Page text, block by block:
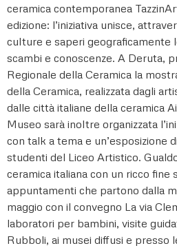
ceramica contemporanea
edizione: l’iniziativa unisce,
culture e saperi geograficamente
scambi e conoscenze. A Deruta,
Regionale della Ceramica la
della Ceramica, realizzata dagli
dalle città italiane della ceramica
Museo sarà inoltre organizzata
con talk a tema e un’esposizione
studenti del Liceo Artistico.
ceramica italiana con un ricco fine
appuntamenti che partono dalla
maggio con il convegno La via
laboratori per bambini, visite
Rubboli, ai musei diffusi e presso